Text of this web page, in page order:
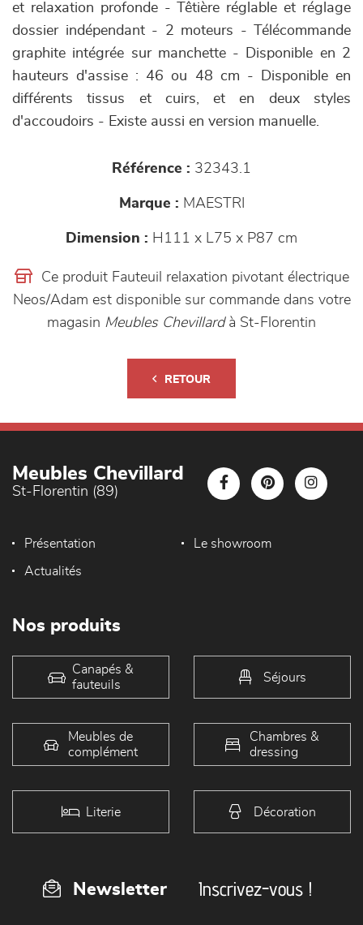
et relaxation profonde - Têtière réglable et réglage
dossier indépendant - 2 moteurs - Télécommande
graphite intégrée sur manchette - Disponible en 2
hauteurs d'assise : 46 ou 48 cm - Disponible en
différents tissus et cuirs, et en deux styles
d'accoudoirs - Existe aussi en version manuelle.
Référence : 32343.1
Marque : MAESTRI
Dimension : H111 x L75 x P87 cm
Ce produit Fauteuil relaxation pivotant électrique
Neos/Adam est disponible sur commande dans votre
magasin Meubles Chevillardà St-Florentin
RETOUR
Meubles Chevillard
St-Florentin (89)
Présentation Le showroom
Actualités
Nos produits
Canapés &
fauteuils
Séjours
Meubles de
complément
Chambres &
dressing
Literie Décoration
Newsletter Inscrivez-vous !